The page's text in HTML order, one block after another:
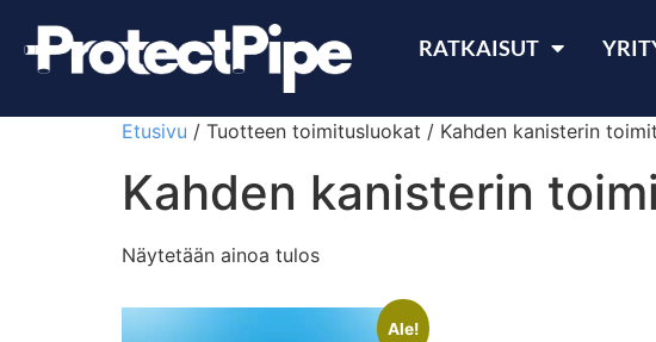
RATKAISUT
Etusivu / Tuotteen toimitusluokat / Kahden kanisterin
Kahden kanisterin
Näytetään ainoa tulos
Ale!